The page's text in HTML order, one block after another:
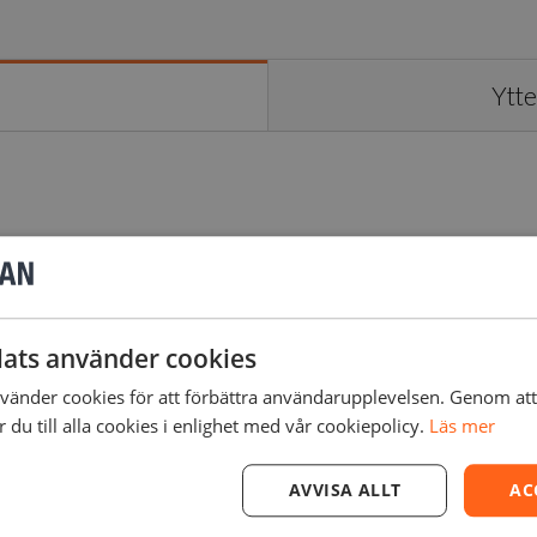
arbetsflöde och möjliggöra nonstop-utskrifter, oavsett
Quick Release Technology för ett snabbare och enklare
använder cookies
cookies för att förbättra användarupplevelsen. Genom
du till alla cookies i enlighet med vår cookiepolicy. Läs mer
AVVISA ALLT